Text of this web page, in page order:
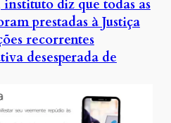
diz que todas as
prestadas à Justiça
recorrentes
desesperada de